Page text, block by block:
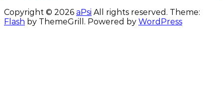
Copyright © 2026 aPsi All rights reserved. Theme:
Flash by ThemeGrill. Powered by WordPress